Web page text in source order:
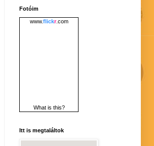
Fotóim
www.flickr.com
What is this?
Itt is megtaláltok